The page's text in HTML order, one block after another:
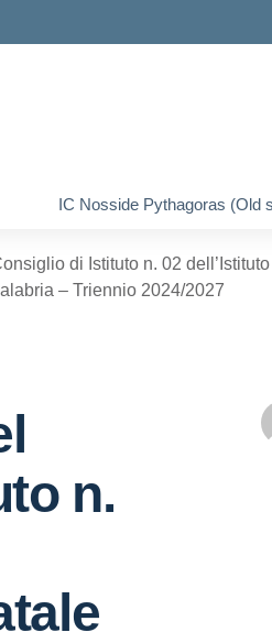
IC Nosside Pythagoras (Old
di Istituto n. 02
– Triennio 2024/2027
n.